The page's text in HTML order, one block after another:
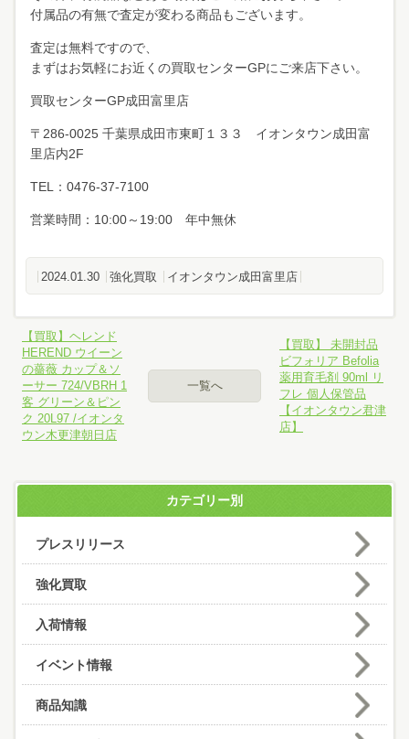
付属品の有無で査定が変わる商品もございます。
査定は無料ですので、
まずはお気軽にお近くの買取センターGPにご来店下さい。
買取センターGP成田富里店
〒286-0025 千葉県成田市東町１３３ イオンタウン成田富
里店内2F
TEL：0476-37-7100
営業時間：10:00～19:00 年中無休
2024.01.30 強化買取 イオンタウン成田富里店
【買取】ヘレンド
HEREND ウイーン
の薔薇 カップ＆ソ
ーサー 724/VBRH 1
客 グリーン＆ピン
ク 20L97 /イオンタ
ウン木更津朝日店
一覧へ
【買取】 未開封品
ビフォリア Befolia
薬用育毛剤 90ml リ
フレ 個人保管品
【イオンタウン君津
店】
カテゴリー別
プレスリリース
強化買取
入荷情報
イベント情報
商品知識